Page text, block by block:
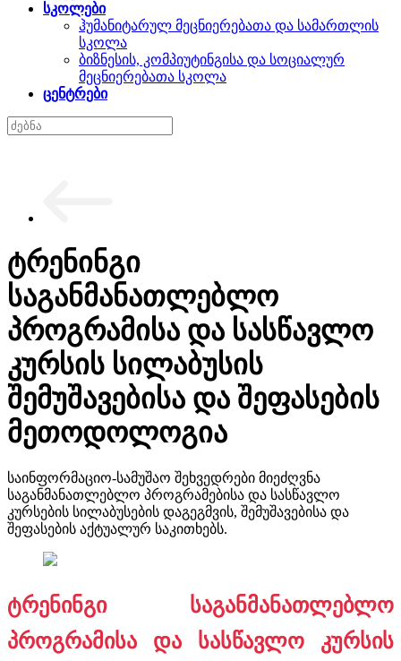
სკოლები
ჰუმანიტარულ მეცნიერებათა და სამართლის
სკოლა
ბიზნესის, კომპიუტინგისა და სოციალურ
მეცნიერებათა სკოლა
ცენტრები
ტრენინგი
საგანმანათლებლო
პროგრამისა და სასწავლო
კურსის სილაბუსის
შემუშავებისა და შეფასების
მეთოდოლოგია
საინფორმაციო-სამუშაო შეხვედრები მიეძღვნა
საგანმანათლებლო პროგრამებისა და სასწავლო
კურსების სილაბუსების დაგეგმვის, შემუშავებისა და
შეფასების აქტუალურ საკითხებს.
ტრენინგი საგანმანათლებლო
პროგრამისა და სასწავლო კურსის